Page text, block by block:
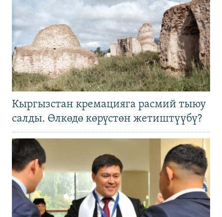
Кыргызстан кремацияга расмий тыюу
салды. Өлкөдө көрүстөн жетиштүүбү?